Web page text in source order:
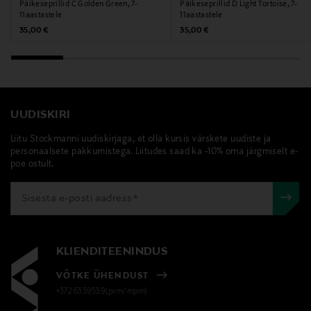
Päikeseprillid C Golden Green, 7-
11aastastele
Original Price
35,00 €
Päikeseprillid D Light Tortoise, 7-
11aastastele
Original Price
35,00 €
UUDISKIRI
Liitu Stockmanni uudiskirjaga, et olla kursis värskete uudiste ja
personaalsete pakkumistega. Liitudes saad ka -10% oma järgmiselt e-
poe ostult.
KLIENDITEENINDUS
VÕTKE ÜHENDUST
+372 6339539(pvm/mpm)